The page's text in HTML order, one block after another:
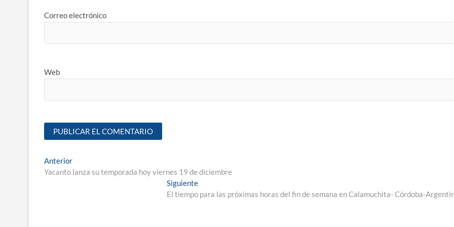
Correo electrónico
Web
Anterior
Yacanto lanza su temporada hoy viernes 19 de diciembre
Siguiente
El tiempo para las próximas horas del fin de semana en Calamuchita- Córdoba-